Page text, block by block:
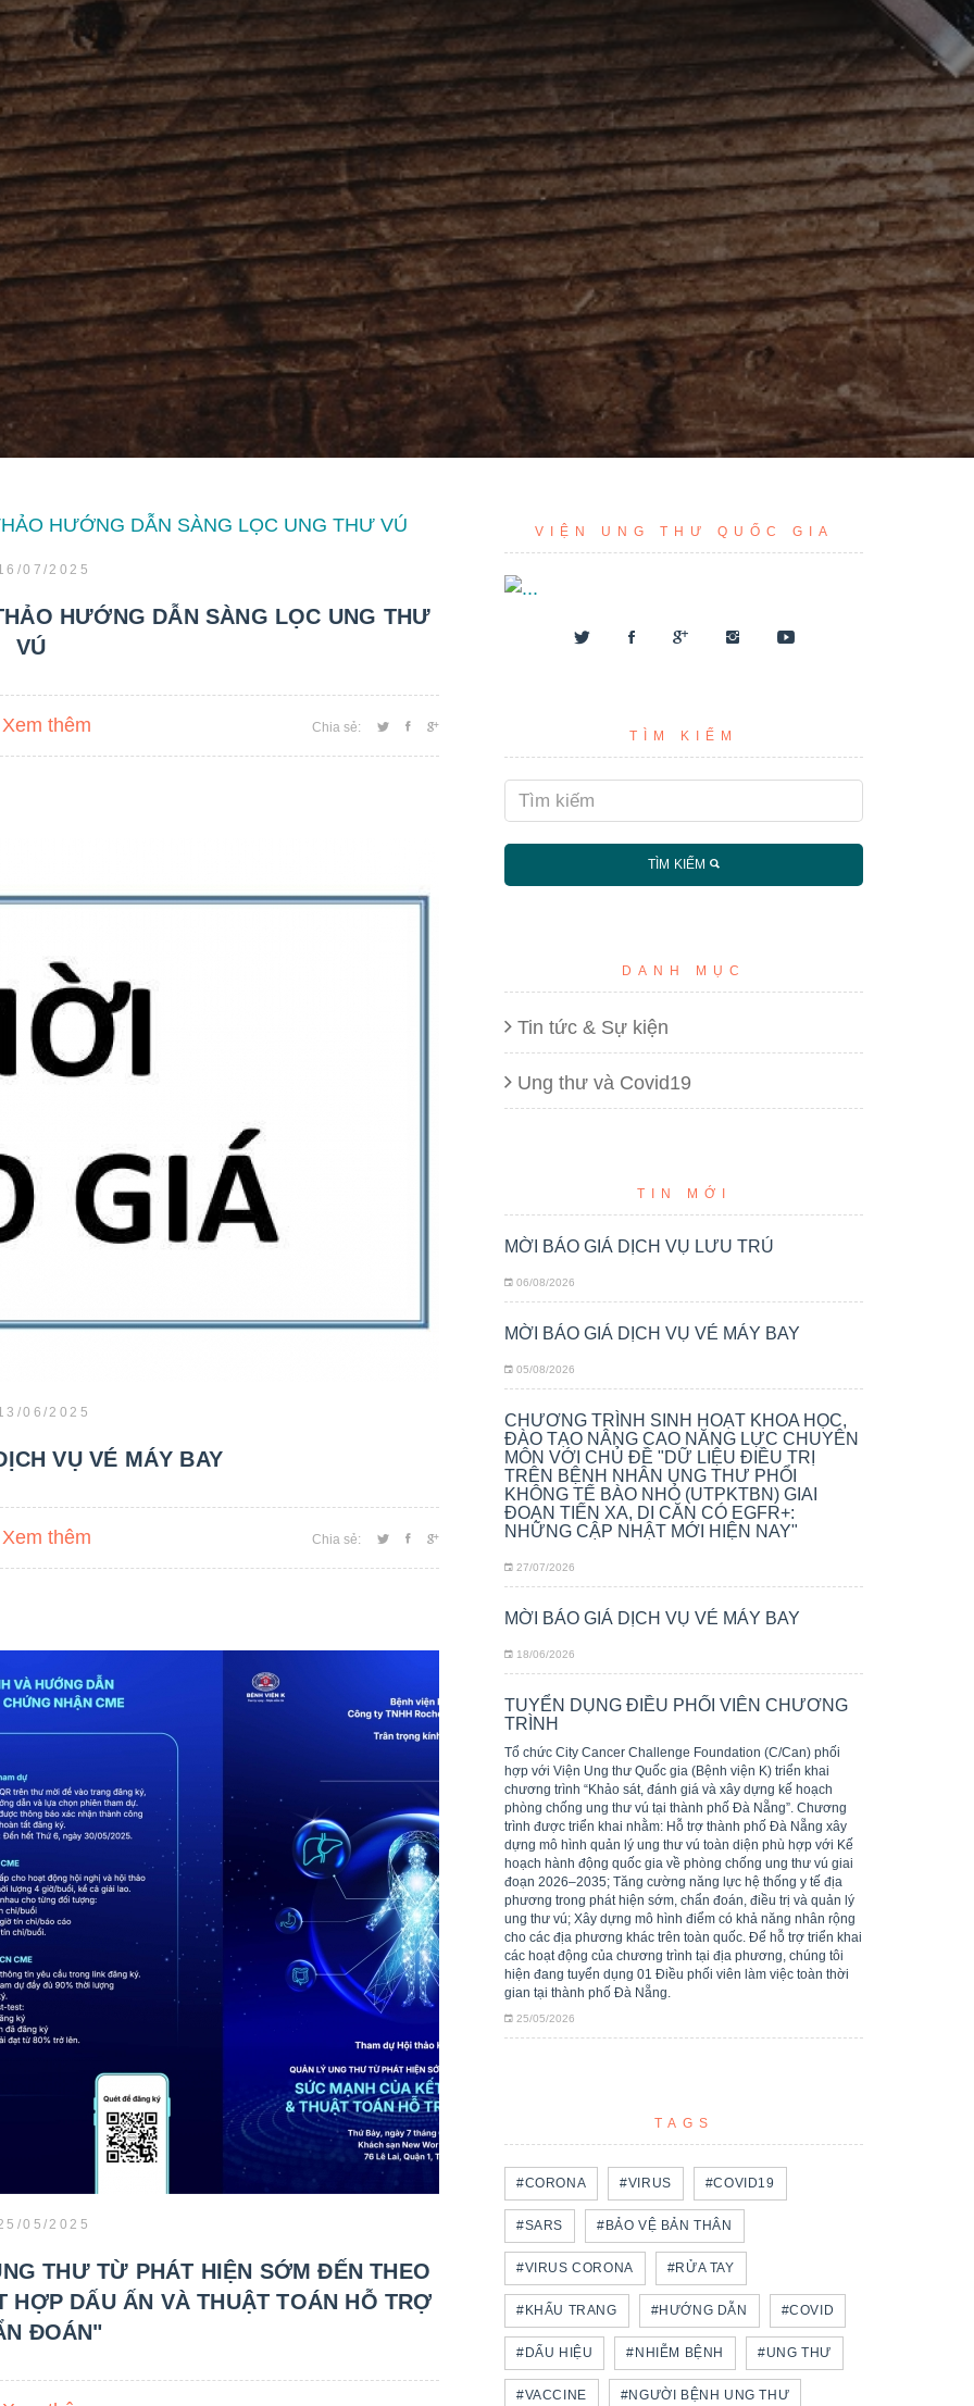
07/2025
HƯỚNG DẪN SÀNG LỌC UNG THƯ
VÚ
Xem thêm Chia sẻ:
06/2025
VỤ VÉ MÁY BAY
Xem thêm Chia sẻ:
05/2025
THƯ TỪ PHÁT HIỆN SỚM ĐẾN THEO
DẤU ẤN VÀ THUẬT TOÁN HỖ TRỢ
ĐOÁN"
VIỆN UNG THƯ QUỐC GIA
TÌM KIẾM
TÌM KIẾM
DANH MỤC
Tin tức & Sự kiện
Ung thư và Covid19
TIN MỚI
MỜI BÁO GIÁ DỊCH VỤ LƯU TRÚ
06/08/2026
MỜI BÁO GIÁ DỊCH VỤ VÉ MÁY BAY
05/08/2026
CHƯƠNG TRÌNH SINH HOẠT KHOA HỌC,
ĐÀO TẠO NÂNG CAO NĂNG LỰC CHUYÊN
MÔN VỚI CHỦ ĐỀ "DỮ LIỆU ĐIỀU TRỊ
TRÊN BỆNH NHÂN UNG THƯ PHỔI
KHÔNG TẾ BÀO NHỎ (UTPKTBN) GIAI
ĐOẠN TIẾN XA, DI CĂN CÓ EGFR+:
NHỮNG CẬP NHẬT MỚI HIỆN NAY"
27/07/2026
MỜI BÁO GIÁ DỊCH VỤ VÉ MÁY BAY
18/06/2026
TUYỂN DỤNG ĐIỀU PHỐI VIÊN CHƯƠNG
TRÌNH
Tổ chức City Cancer Challenge Foundation (C/Can) phối
hợp với Viện Ung thư Quốc gia (Bệnh viện K) triển khai
chương trình “Khảo sát, đánh giá và xây dựng kế hoạch
phòng chống ung thư vú tại thành phố Đà Nẵng”. Chương
trình được triển khai nhằm: Hỗ trợ thành phố Đà Nẵng xây
dựng mô hình quản lý ung thư vú toàn diện phù hợp với Kế
hoạch hành động quốc gia về phòng chống ung thư vú giai
đoạn 2026–2035; Tăng cường năng lực hệ thống y tế địa
phương trong phát hiện sớm, chẩn đoán, điều trị và quản lý
ung thư vú; Xây dựng mô hình điểm có khả năng nhân rộng
cho các địa phương khác trên toàn quốc. Để hỗ trợ triển khai
các hoạt động của chương trình tại địa phương, chúng tôi
hiện đang tuyển dụng 01 Điều phối viên làm việc toàn thời
gian tại thành phố Đà Nẵng.
25/05/2026
TAGS
#CORONA #VIRUS #COVID19
#SARS #BẢO VỆ BẢN THÂN
#VIRUS CORONA #RỬA TAY
#KHẨU TRANG #HƯỚNG DẪN #COVID
#DẤU HIỆU #NHIỄM BỆNH #UNG THƯ
#VACCINE #NGƯỜI BỆNH UNG THƯ